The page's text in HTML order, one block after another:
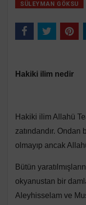
SÜLEYMAN GÖKSU
Hakiki ilim nedir
Hakiki ilim Allahü
zatındandır. Ondan
olmayıp ancak
Bütün
okyanustan bir
Aleyhisselam ve